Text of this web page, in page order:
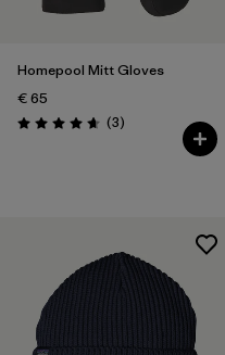
Homepool Mitt Gloves
€ 65
Valutazione: 4.7 / 5
(3Recensioni
)